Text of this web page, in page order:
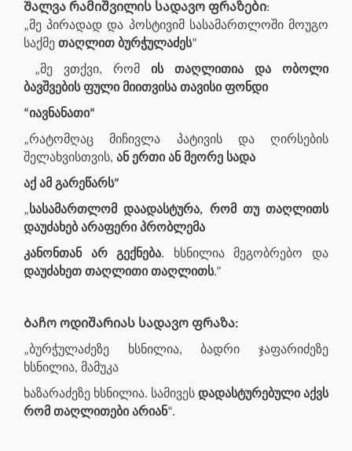
Შალვა რამიშვილის სადავო ფრაზები:
„მე პირადად და პოსტივიმ სასამართლოში მოუგო
საქმე თაღლით ბურჭულაძეს“
„მე ვთქვი, რომ ის თაღლითია და ობოლი
ბავშვების ფული მიითვისა თავისი ფონდი
“იავნანათი“
„რატომღაც მიჩივლა პატივის და ღირსების
შელახვისთვის, ან ერთი ან მეორე სადა
აქ ამ გარეწარს”
„სასამართლომ დაადასტურა, რომ თუ თაღლითს
დაუძახებ არაფერი პრობლემა
კანონთან არ გექნება. ხსნილია მეგობრებო და
დაუძახეთ თაღლითი თაღლითს.”
Ბაჩო ოდიშარიას სადავო ფრაზა:
„ბურჭულაძეზე ხსნილია, ბადრი ჯაფარიძეზე
ხსნილია, მამუკა
ხაზარაძეზე ხსნილია. სამივეს დადასტურებული აქვს
რომ თაღლითები არიან“.